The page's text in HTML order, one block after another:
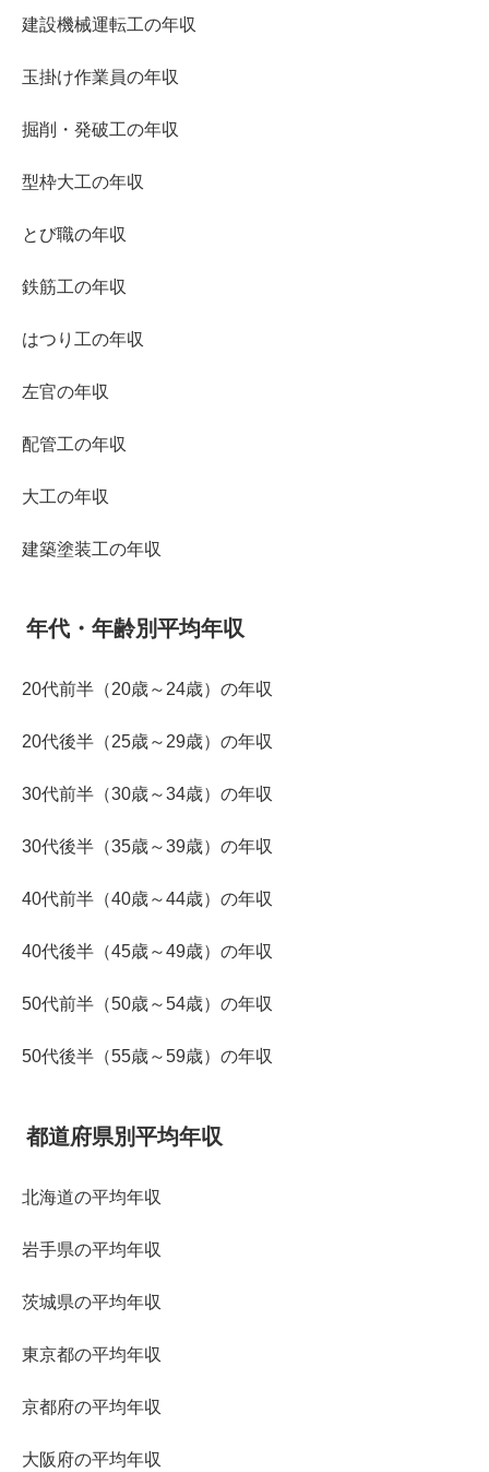
建設機械運転工の年収
玉掛け作業員の年収
掘削・発破工の年収
型枠大工の年収
とび職の年収
鉄筋工の年収
はつり工の年収
左官の年収
配管工の年収
大工の年収
建築塗装工の年収
年代・年齢別平均年収
20代前半（20歳～24歳）の年収
20代後半（25歳～29歳）の年収
30代前半（30歳～34歳）の年収
30代後半（35歳～39歳）の年収
40代前半（40歳～44歳）の年収
40代後半（45歳～49歳）の年収
50代前半（50歳～54歳）の年収
50代後半（55歳～59歳）の年収
都道府県別平均年収
北海道の平均年収
岩手県の平均年収
茨城県の平均年収
東京都の平均年収
京都府の平均年収
大阪府の平均年収